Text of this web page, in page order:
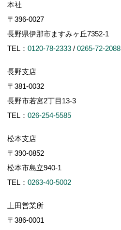
本社
〒396-0027
長野県伊那市ますみヶ丘7352-1
TEL： 0120-78-2333 / 0265-72-2088
長野支店
〒381-0032
長野市若宮2丁目13-3
TEL： 026-254-5585
松本支店
〒390-0852
松本市島立940-1
TEL： 0263-40-5002
上田営業所
〒386-0001